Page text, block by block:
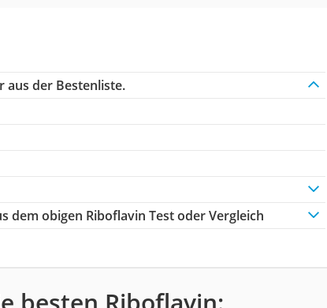
aus der Bestenliste.
dem obigen Riboflavin Test oder Vergleich